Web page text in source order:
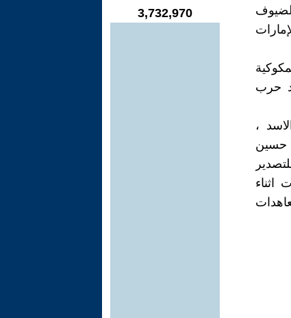
حرب
،
حسين
اثناء
3,732,970